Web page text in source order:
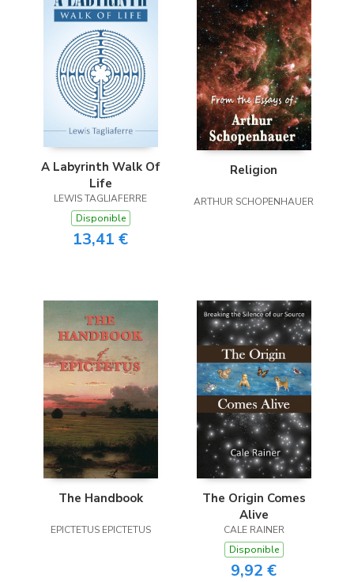
A Labyrinth Walk Of
Life
LEWIS TAGLIAFERRE
Disponible
13,41 €
Religion
ARTHUR SCHOPENHAUER
The Handbook
EPICTETUS EPICTETUS
The Origin Comes
Alive
CALE RAINER
Disponible
9,92 €